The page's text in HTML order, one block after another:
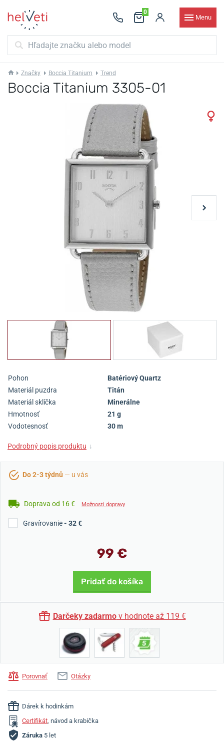
0
Menu
Značky Boccia Titanium Trend
Boccia Titanium 3305-01
Pohon
Batériový Quartz
Materiál puzdra
Titán
Materiál sklíčka
Minerálne
Hmotnosť
21 g
Vodotesnosť
30 m
Podrobný popis produktu ↓
Do 2-3 týdnů — u vás
Doprava od 16 € Možnosti dopravy
Gravírovanie- 32 €
99 €
Pridať do košíka
Darčeky zadarmov hodnote až 119 €
Porovnať Otázky
Dárek k hodinkám
Certifikát, návod a krabička
Záruka 5 let